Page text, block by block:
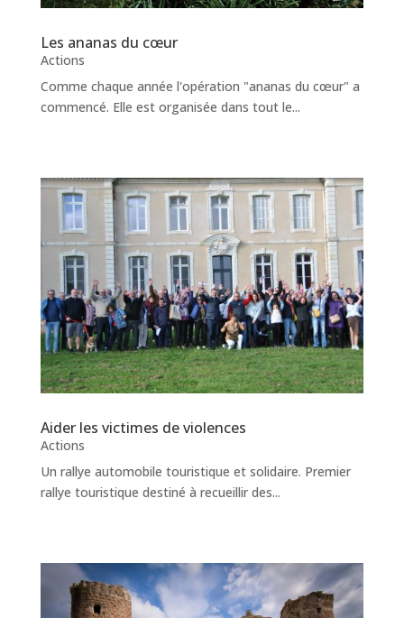
Les ananas du cœur
Actions
Comme chaque année l'opération "ananas du cœur" a
commencé. Elle est organisée dans tout le...
Aider les victimes de violences
Actions
Un rallye automobile touristique et solidaire. Premier
rallye touristique destiné à recueillir des...